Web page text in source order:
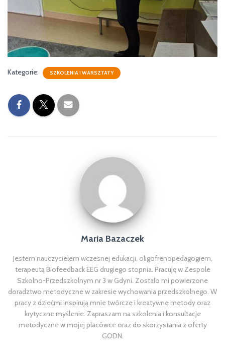
Kategorie: SZKOLENIA I WARSZTATY
Maria Bazaczek
Jestem nauczycielem wczesnej edukacji, oligofrenopedagogiem,
terapeutą Biofeedback EEG drugiego stopnia. Pracuję w Zespole
Szkolno-Przedszkolnym nr 3 w Gdyni. Zostało mi powierzone
doradztwo metodyczne w zakresie wychowania przedszkolnego. W
pracy z dziećmi inspirują mnie twórcze i kreatywne metody oraz
krytyczne myślenie. Zapraszam na szkolenia i konsultacje
metodyczne w mojej placówce oraz do skorzystania z oferty
GODN.